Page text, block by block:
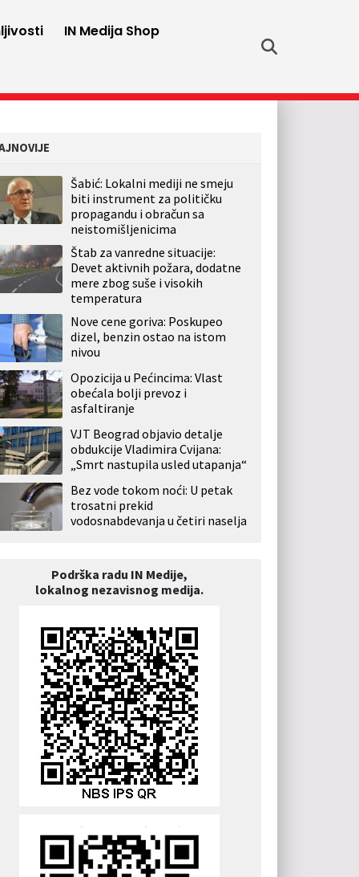
IN Medija Shop
Šabić: Lokalni mediji ne smeju
biti instrument za političku
propagandu i obračun sa
neistomišljenicima
Štab za vanredne situacije:
Devet aktivnih požara, dodatne
mere zbog suše i visokih
temperatura
Nove cene goriva: Poskupeo
dizel, benzin ostao na istom
nivou
Opozicija u Pećincima: Vlast
obećala bolji prevoz i
asfaltiranje
VJT Beograd objavio detalje
obdukcije Vladimira Cvijana:
„Smrt nastupila usled utapanja“
Bez vode tokom noći: U petak
trosatni prekid
vodosnabdevanja u četiri naselja
Podrška radu IN Medije,
lokalnog nezavisnog medija.